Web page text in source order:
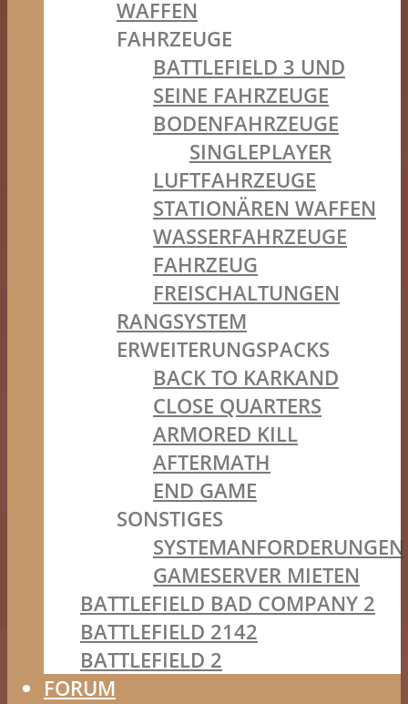
WAFFEN
FAHRZEUGE
BATTLEFIELD 3 UND
SEINE FAHRZEUGE
BODENFAHRZEUGE
SINGLEPLAYER
LUFTFAHRZEUGE
STATIONÄREN WAFFEN
WASSERFAHRZEUGE
FAHRZEUG
FREISCHALTUNGEN
RANGSYSTEM
ERWEITERUNGSPACKS
BACK TO KARKAND
CLOSE QUARTERS
ARMORED KILL
AFTERMATH
END GAME
SONSTIGES
SYSTEMANFORDERUNGEN
GAMESERVER MIETEN
BATTLEFIELD BAD COMPANY 2
BATTLEFIELD 2142
BATTLEFIELD 2
FORUM